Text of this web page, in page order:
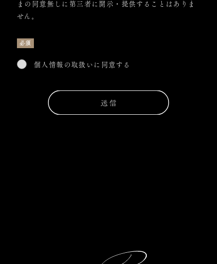
まの同意無しに第三者に開示・提供することはありま
せん。
必須
個人情報の取扱いに同意する